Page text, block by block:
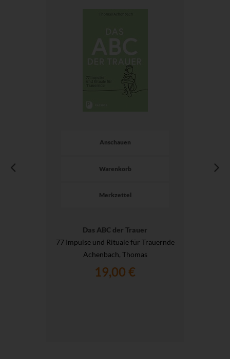
Anschauen
Warenkorb
Merkzettel
Das ABC der Trauer
77 Impulse und Rituale für Trauernde
Achenbach, Thomas
19,00 €